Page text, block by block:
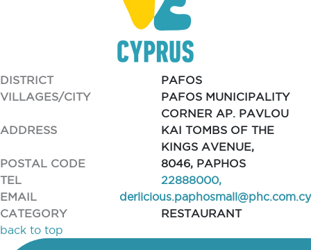
DISTRICT
PAFOS
VILLAGES/CITY
PAFOS MUNICIPALITY
ADDRESS
CORNER AP. PAVLOU
KAI TOMBS OF THE
KINGS AVENUE,
POSTAL CODE
8046, PAPHOS
TEL
22888000,
EMAIL
derlicious.paphosmall@phc.com.cy
CATEGORY
RESTAURANT
back to top